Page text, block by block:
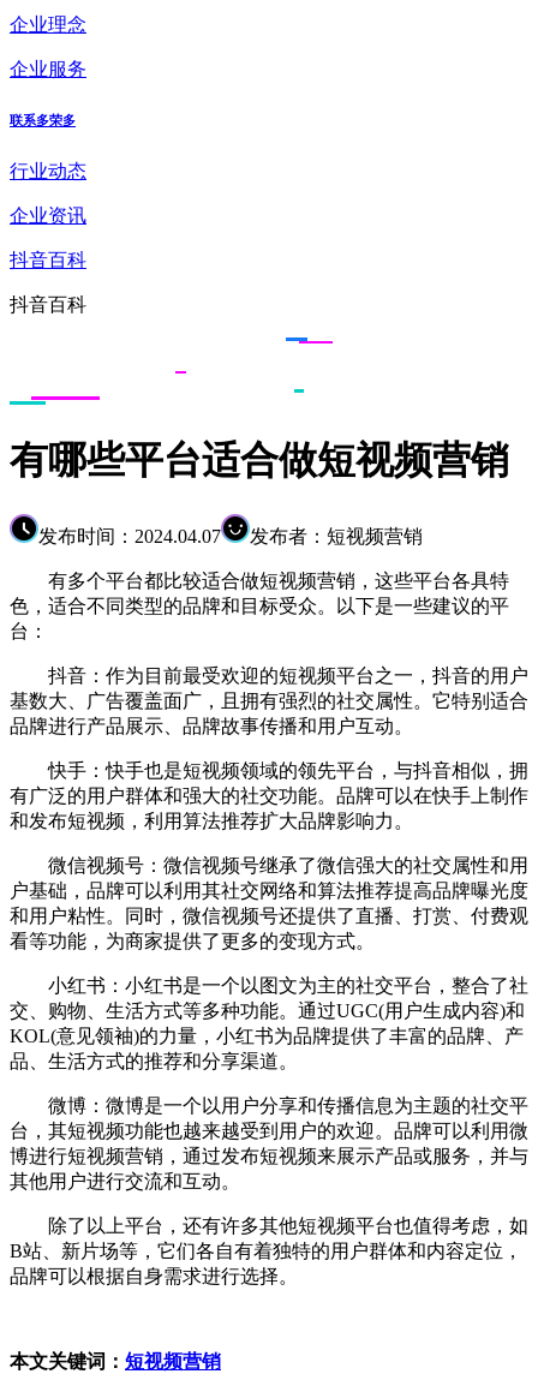
企业理念
企业服务
联系多荣多
行业动态
企业资讯
抖音百科
抖音百科
有哪些平台适合做短视频营销
发布时间：2024.04.07 发布者：短视频营销
有多个平台都比较适合做短视频营销，这些平台各具特
色，适合不同类型的品牌和目标受众。以下是一些建议的平
台：
抖音：作为目前最受欢迎的短视频平台之一，抖音的用户
基数大、广告覆盖面广，且拥有强烈的社交属性。它特别适合
品牌进行产品展示、品牌故事传播和用户互动。
快手：快手也是短视频领域的领先平台，与抖音相似，拥
有广泛的用户群体和强大的社交功能。品牌可以在快手上制作
和发布短视频，利用算法推荐扩大品牌影响力。
微信视频号：微信视频号继承了微信强大的社交属性和用
户基础，品牌可以利用其社交网络和算法推荐提高品牌曝光度
和用户粘性。同时，微信视频号还提供了直播、打赏、付费观
看等功能，为商家提供了更多的变现方式。
小红书：小红书是一个以图文为主的社交平台，整合了社
交、购物、生活方式等多种功能。通过UGC(用户生成内容)和
KOL(意见领袖)的力量，小红书为品牌提供了丰富的品牌、产
品、生活方式的推荐和分享渠道。
微博：微博是一个以用户分享和传播信息为主题的社交平
台，其短视频功能也越来越受到用户的欢迎。品牌可以利用微
博进行短视频营销，通过发布短视频来展示产品或服务，并与
其他用户进行交流和互动。
除了以上平台，还有许多其他短视频平台也值得考虑，如
B站、新片场等，它们各自有着独特的用户群体和内容定位，
品牌可以根据自身需求进行选择。
本文关键词： 短视频营销